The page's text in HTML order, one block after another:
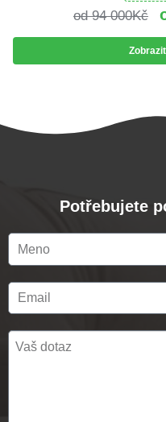
94 000Kč
Potřebujete